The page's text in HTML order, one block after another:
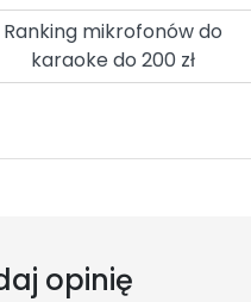
Ranking mikrofonów do
karaoke do 200 zł
opinię